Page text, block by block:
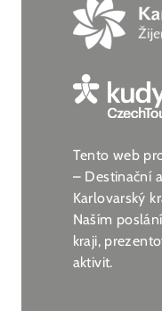
Tento web
– Destinační
Karlovarský
Naším
kraji,
aktivit.